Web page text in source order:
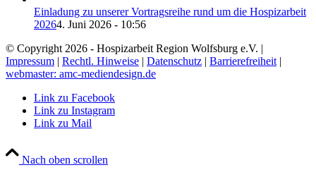
Einladung zu unserer Vortragsreihe rund um die Hospizarbeit
20264. Juni 2026 - 10:56
© Copyright 2026 - Hospizarbeit Region Wolfsburg e.V. |
Impressum | Rechtl. Hinweise | Datenschutz | Barrierefreiheit |
webmaster: amc-mediendesign.de
Link zu Facebook
Link zu Instagram
Link zu Mail
Nach oben scrollen